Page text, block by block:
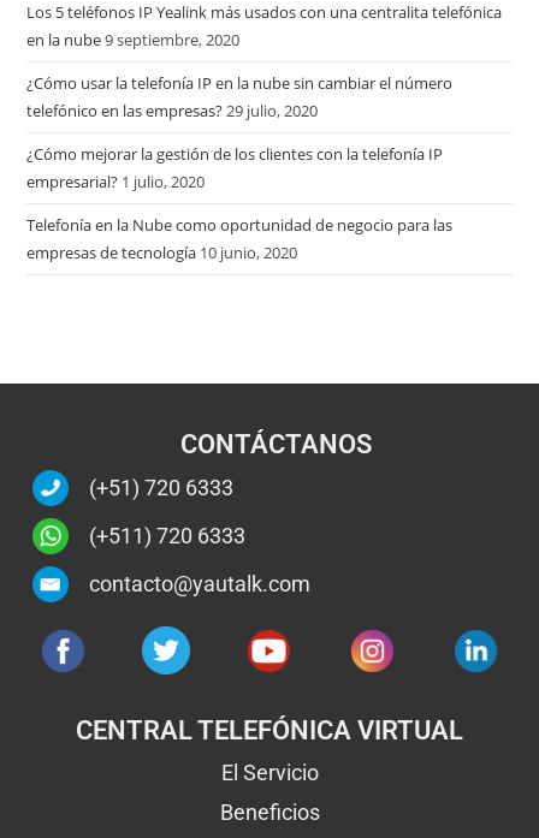
Los 5 teléfonos IP Yealink más usados con una centralita telefónica
en la nube9 septiembre, 2020
¿Cómo usar la telefonía IP en la nube sin cambiar el número
telefónico en las empresas?29 julio, 2020
¿Cómo mejorar la gestión de los clientes con la telefonía IP
empresarial? 1 julio, 2020
Telefonía en la Nube como oportunidad de negocio para las
empresas de tecnología 10 junio, 2020
CONTÁCTANOS
(+51) 720 6333
(+511) 720 6333
contacto@yautalk.com
CENTRAL TELEFÓNICA VIRTUAL
El Servicio
Beneficios